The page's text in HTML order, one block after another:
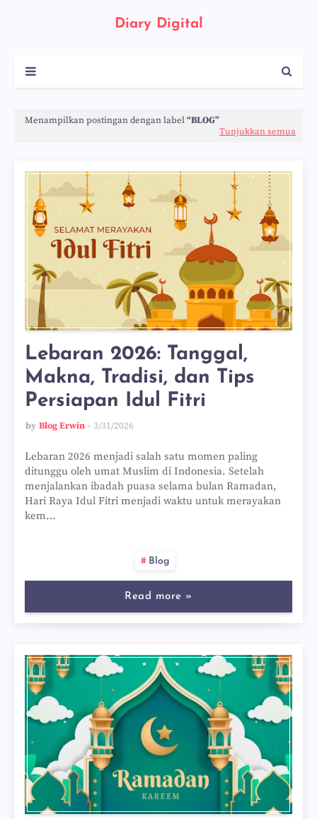
Diary Digital
Menampilkan postingan dengan label BLOG
Tunjukkan semua
Lebaran 2026: Tanggal,
Makna, Tradisi, dan Tips
Persiapan Idul Fitri
by Blog Erwin 3/31/2026
Lebaran 2026 menjadi salah satu momen paling
ditunggu oleh umat Muslim di Indonesia. Setelah
menjalankan ibadah puasa selama bulan Ramadan,
Hari Raya Idul Fitri menjadi waktu untuk merayakan
kem…
Blog
Read more »